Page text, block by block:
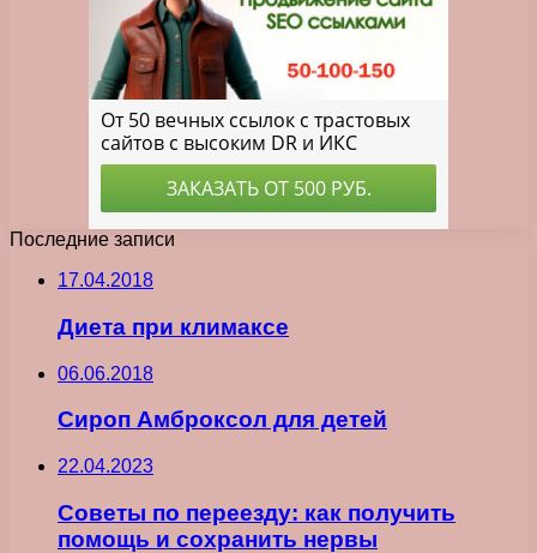
Последние записи
17.04.2018
Диета при климаксе
06.06.2018
Сироп Амброксол для детей
22.04.2023
Советы по переезду: как получить
помощь и сохранить нервы